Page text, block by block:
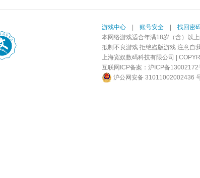
游戏中心 账号安全 找回密
本网络游戏适合年满18岁（含）以
抵制不良游戏 拒绝盗版游戏 注意自
上海宽娱数码科技有限公司 |
互联网ICP备案： 沪ICP备13002172
沪公网安备 31011002002436